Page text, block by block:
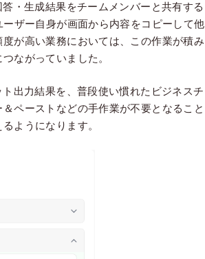
・生成結果をチームメンバーと共有する
ザー自身が画面から内容をコピーして他
が高い業務においては、この作業が積み
ながっていました。
出力結果を、普段使い慣れたビジネスチ
ペーストなどの手作業が不要となること
ようになります。